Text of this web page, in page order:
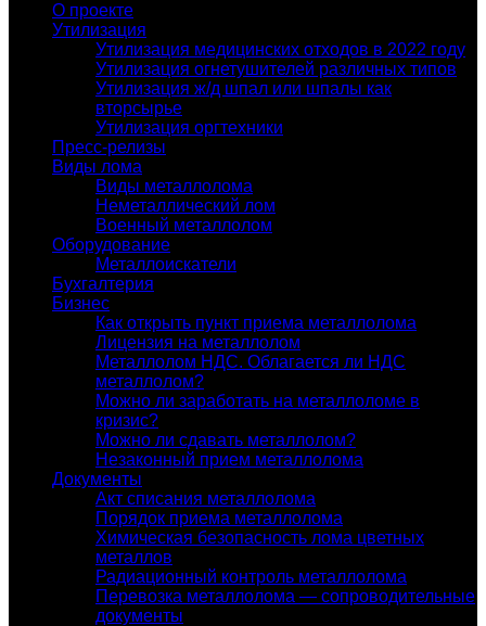
О проекте
Утилизация
Утилизация медицинских отходов в 2022 году
Утилизация огнетушителей различных типов
Утилизация ж/д шпал или шпалы как
вторсырье
Утилизация оргтехники
Пресс-релизы
Виды лома
Виды металлолома
Неметаллический лом
Военный металлолом
Оборудование
Металлоискатели
Бухгалтерия
Бизнес
Как открыть пункт приема металлолома
Лицензия на металлолом
Металлолом НДС. Облагается ли НДС
металлолом?
Можно ли заработать на металлоломе в
кризис?
Можно ли сдавать металлолом?
Незаконный прием металлолома
Документы
Акт списания металлолома
Порядок приема металлолома
Химическая безопасность лома цветных
металлов
Радиационный контроль металлолома
Перевозка металлолома — сопроводительные
документы